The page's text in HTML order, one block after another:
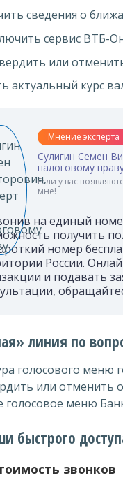
сведения о
сервис ВТБ-
или
актуальный курс
Мнение эксперта
Сулигин Семен
налоговому
Если у вас
мне!
на единый
получить
номер
России.
и подавать
линия по
голосового меню
или отменить
голосовое меню
быстрого
звонков